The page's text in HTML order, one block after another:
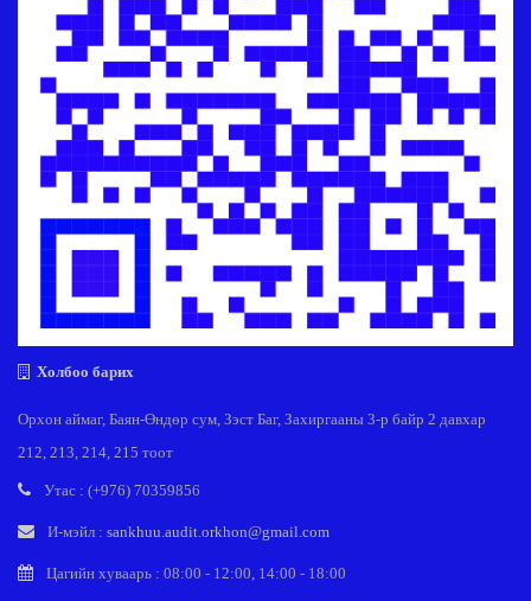
Холбоо барих
Орхон аймаг, Баян-Өндөр сум, Зэст Баг, Захиргааны 3-р байр 2 давхар
212, 213, 214, 215 тоот
Утас : (+976) 70359856
И-мэйл : sankhuu.audit.orkhon@gmail.com
Цагийн хуваарь : 08:00 - 12:00, 14:00 - 18:00